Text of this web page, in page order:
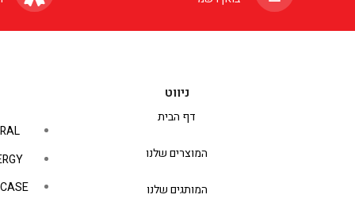
ניווט
דף הבית
המוצרים שלנו
המותגים שלנו